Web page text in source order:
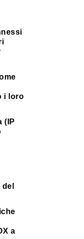
i loro
(IP
a